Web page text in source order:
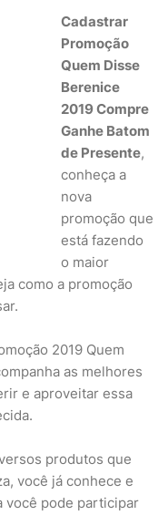
Cadastrar
Promoção
Quem Disse
Berenice
2019 Compre
Ganhe Batom
de Presente,
conheça a
nova
promoção que
está fazendo
o maior
como a promoção
2019 Quem
as melhores
e aproveitar essa
produtos que
você já conhece e
você pode participar